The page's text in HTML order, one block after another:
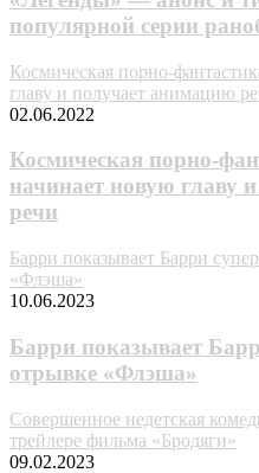
популярной серии
Космическая порно-
главу и получает анимацию
02.06.2022
Космическая порно-
начинает новую главу
речи
Барри показывает Барри
«Флэша»
10.06.2023
Барри показывает
отрывке «Флэша»
Совершенное недетская
трейлере фильма «Бродяги»
09.02.2023